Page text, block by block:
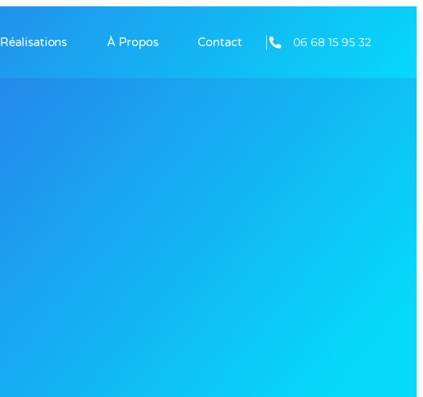
Réalisations À Propos Contact 06 68 15 95 32